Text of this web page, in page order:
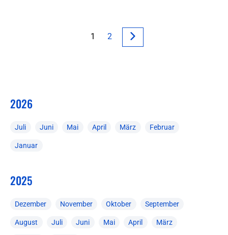
1 2
2026
Juli Juni Mai April März Februar
Januar
2025
Dezember November Oktober September
August Juli Juni Mai April März